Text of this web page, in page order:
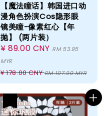
【魔法瞳话】韩国进口动
漫角色扮演Cos隐形眼
镜美瞳-像素红心【年
抛】 (两片装）
Sale
price
¥ 89.00 CNY RM 53.95
MYR
Regular
price
¥ 178.00 CNYRM 107.90 MYR